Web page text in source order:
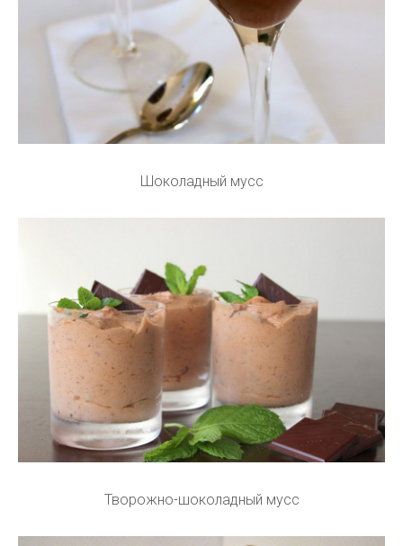
Шоколадный мусс
Творожно-шоколадный мусс